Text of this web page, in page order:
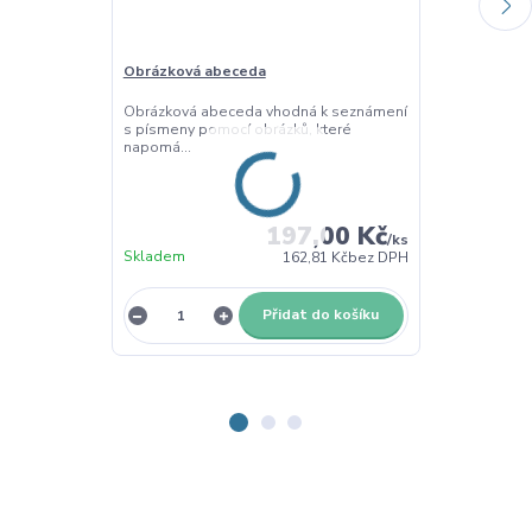
Obrázková abeceda
Obrázková abeceda vhodná k seznámení
s písmeny pomocí obrázků, které
napomá...
197,00 Kč/ks
162,81 Kčbez DPH
Skladem
Přidat do košíku